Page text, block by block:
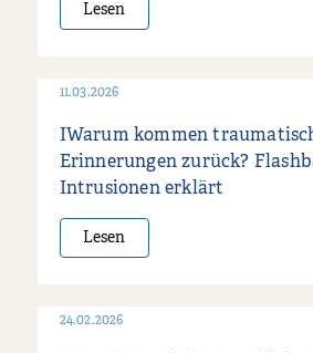
Lesen
11.03.2026
IWarum kommen
Erinnerungen zurück?
Intrusionen erklärt
Lesen
24.02.2026